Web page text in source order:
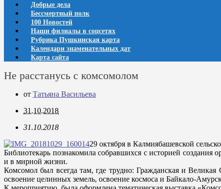
Добрые дела
Бессмертный полк
100 Новостей
Наши филиалы в соцсетях
Рубрика Пушкинская карта
Календари знаменательных дат
Карта сайта
Не расстанусь с комсомолом
от Татьяна Васильева
31.10.2018
31.10.2018
29 октября в Калмиябашевской
Библиотекарь познакомила собравшихся с историей
и в мирной жизни.
Комсомол был всегда там, где трудно: Гражданская и Великая
освоение целинных земель, освоение космоса и Байкало-